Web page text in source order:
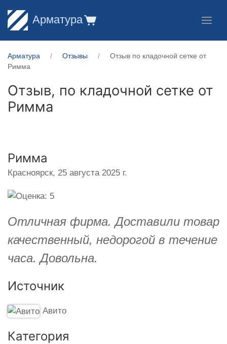
Арматура
Арматура Отзывы
Отзыв по кладочной сетке от
Римма
Отзыв, по кладочной сетке от
Римма
Римма
Красноярск, 25 августа 2025 г.
Отличная фирма. Доставили товар
качественный, недорогой в течение
часа. Довольна.
Источник
Авито
Категория